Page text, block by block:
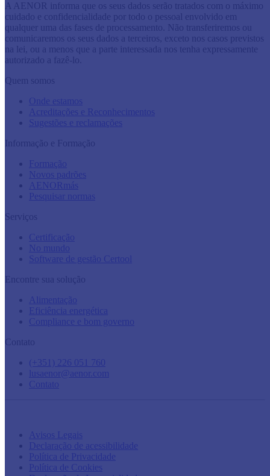
​A AENOR informa que os seus dados serão tratados com o máximo
cuidado e confidencialidade por todo o pessoal envolvido em
qualquer uma das fases de processamento. Não transferiremos ou
comunicaremos os seus dados a terceiros, exceto nos casos previstos
na lei, ou a menos que a parte interessada nos tenha expressamente
autorizado a fazê-lo.
Quem somos
Onde estamos
Acreditações e Reconhecimentos
Sugestões e reclamações
Informação e Formação
Formação
Novos padrões
AENORmás
Pesquisar normas
Serviços
Certificação
No mundo
Software de gestão Certool
Encontre sua solução
Alimentação
Eficiência energética
Compliance e bom governo
Contato
(+351) 226 051 760
lusaenor@aenor.com
Contato
Avisos Legais
Declaração de acessibilidade
Política de Privacidade
Política de Cookies